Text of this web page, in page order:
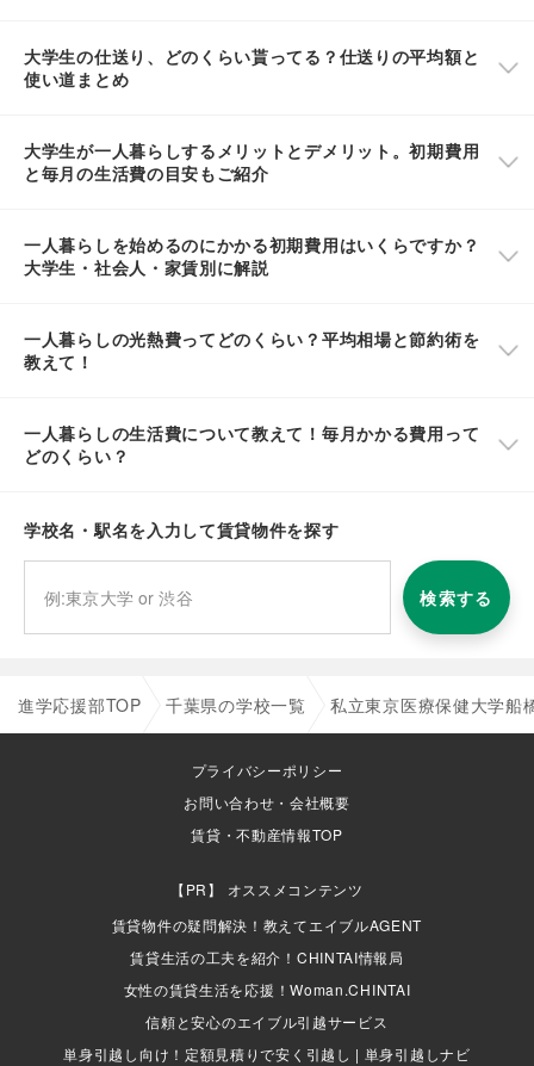
大学生の仕送り、どのくらい貰ってる？仕送りの平均額と
使い道まとめ
大学生が一人暮らしするメリットとデメリット。初期費用
と毎月の生活費の目安もご紹介
一人暮らしを始めるのにかかる初期費用はいくらですか？
大学生・社会人・家賃別に解説
一人暮らしの光熱費ってどのくらい？平均相場と節約術を
教えて！
一人暮らしの生活費について教えて！毎月かかる費用って
どのくらい？
学校名・駅名を入力して賃貸物件を探す
検索する
進学応援部TOP 千葉県の学校一覧 私立東京医療保健大学船
プライバシーポリシー
お問い合わせ・会社概要
賃貸・不動産情報TOP
オススメコンテンツ
賃貸物件の疑問解決！教えてエイブルAGENT
賃貸生活の工夫を紹介！CHINTAI情報局
女性の賃貸生活を応援！Woman.CHINTAI
信頼と安心のエイブル引越サービス
単身引越し向け！定額見積りで安く引越し | 単身引越しナビ